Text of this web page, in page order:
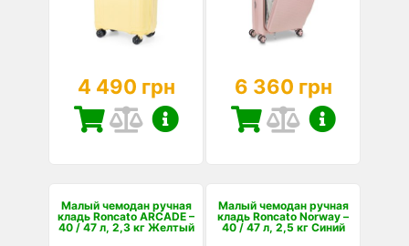
4 490 грн 6 360 грн
Малый чемодан ручная
кладь Roncato ARCADE –
40 / 47 л, 2,3 кг Желтый
Малый чемодан ручная
кладь Roncato Norway –
40 / 47 л, 2,5 кг Синий